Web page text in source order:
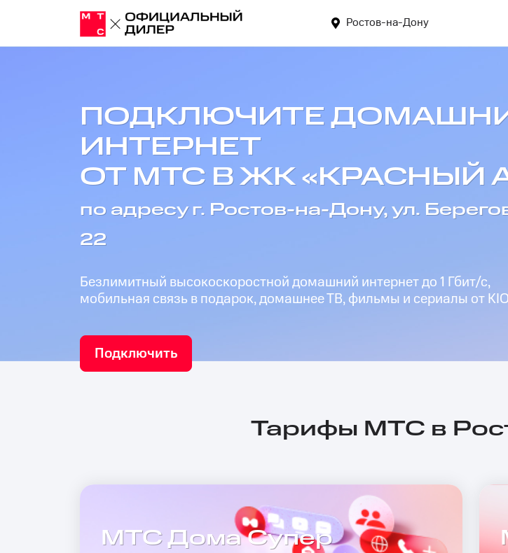
Ростов-на-Дону
ПОДКЛЮЧИТЕ
ИНТЕРНЕТ
ОТ МТС В ЖК «КРАСНЫЙ
по адресу г. Ростов-на-Дону, ул.
22
Безлимитный высокоскоростной домашний интернет до 1 Гбит/с,
мобильная связь в подарок, домашнее ТВ, фильмы и сериалы от
Подключить
Тарифы МТС в
МТС Дома Супер